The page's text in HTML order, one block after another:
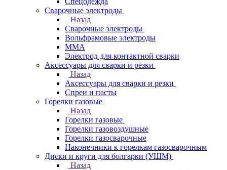
Сварочные электроды
Назад
Сварочные электроды
Вольфрамовые электроды
ММА
Электрод для контактной сварки
Аксессуары для сварки и резки
Назад
Аксессуары для сварки и резки
Спреи и пасты
Горелки газовые
Назад
Горелки газовые
Горелки газовоздушные
Горелки газосварочные
Наконечники к горелкам газосварочным
Диски и круги для болгарки (УШМ)
Назад